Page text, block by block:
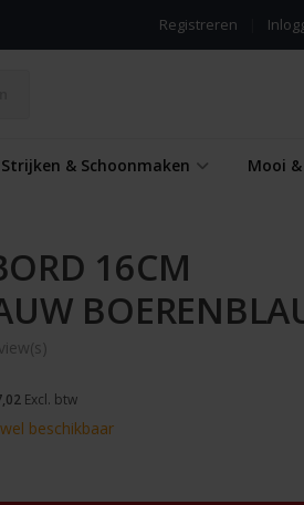
Registreren
Strijken & Schoonmaken Mooi
16CM
Excl. btw
beschikbaar